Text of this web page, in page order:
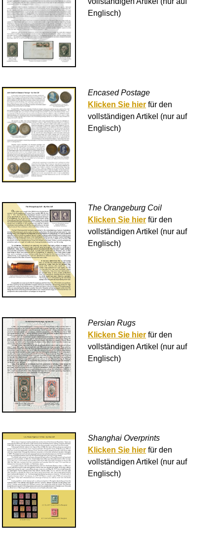
Englisch)
Encased Postage
Klicken Sie hier für den
vollständigen Artikel (nur auf
Englisch)
The Orangeburg Coil
Klicken Sie hier für den
vollständigen Artikel (nur auf
Englisch)
Persian Rugs
Klicken Sie hier für den
vollständigen Artikel (nur auf
Englisch)
Shanghai Overprints
Klicken Sie hier für den
vollständigen Artikel (nur auf
Englisch)